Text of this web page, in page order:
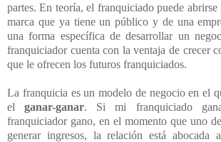
partes. En teoría, el franquiciado puede abrirse
marca que ya tiene un público y de una
una forma específica de desarrollar un
franquiciador cuenta con la ventaja de crecer
que le ofrecen los futuros franquiciados.
La franquicia es un modelo de negocio en el
elganar-ganar. Si mi franquiciado
franquiciador gano, en el momento que uno
generar ingresos, la relación está abocada